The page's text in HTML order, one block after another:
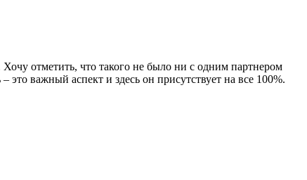
отметить, что такого не было ни с одним партнером
важный аспект и здесь он присутствует на все 100%.